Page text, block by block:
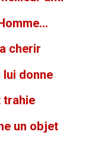
cherir
lui donne
trahie
un objet